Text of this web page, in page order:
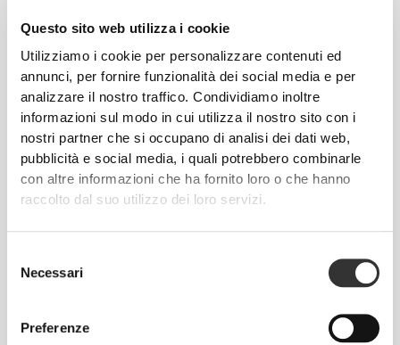
Questo sito web utilizza i cookie
Utilizziamo i cookie per personalizzare contenuti ed
annunci, per fornire funzionalità dei social media e per
analizzare il nostro traffico. Condividiamo inoltre
informazioni sul modo in cui utilizza il nostro sito con i
nostri partner che si occupano di analisi dei dati web,
pubblicità e social media, i quali potrebbero combinarle
con altre informazioni che ha fornito loro o che hanno
raccolto dal suo utilizzo dei loro servizi.
delNecessari
Preferenze